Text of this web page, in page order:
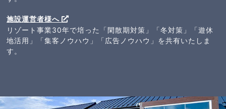
施設運営者様へ
リゾート事業30年で培った「閑散期対策」「冬対策」「遊休
地活用」「集客ノウハウ」「広告ノウハウ」を共有いたしま
す。